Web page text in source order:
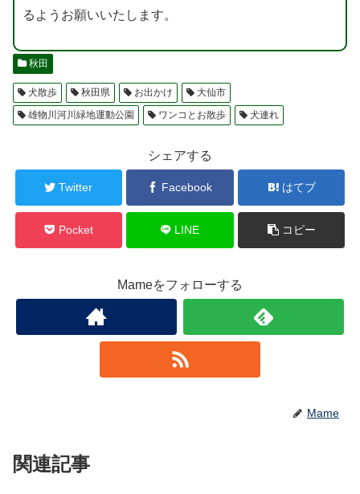
るようお願いいたします。
秋田
犬散歩 秋田県 お出かけ
大仙市
雄物川河川緑地運動公園
ワンコとお散歩 犬連れ
シェアする
Twitter Facebook はてブ
Pocket LINE コピー
Mameをフォローする
Mame
関連記事